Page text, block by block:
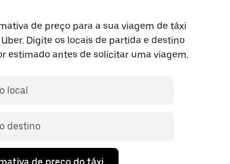
de preço para a sua viagem de táxi
Digite os locais de partida e destino
estimado antes de solicitar uma viagem.
local
destino